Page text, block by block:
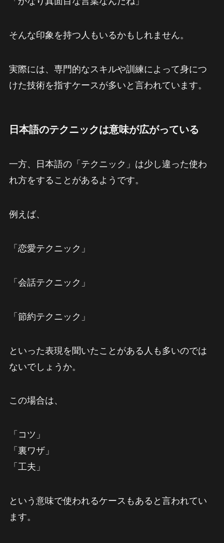
そんな印象を持つ人もいるかもしれません。
実際には、専門的なスキルや訓練によって身につ
けた技術を指すケースが多いと言われています。
日本語のテクニックは意味が広がっている
一方、日本語の「テクニック」は少し違った使わ
れ方をすることがあるようです。
例えば、
「恋愛テクニック」
「会話テクニック」
「節約テクニック」
といった表現を聞いたことがある人も多いのでは
ないでしょうか。
この場合は、
「コツ」
「裏ワザ」
「工夫」
という意味で使われるケースもあると言われてい
ます。